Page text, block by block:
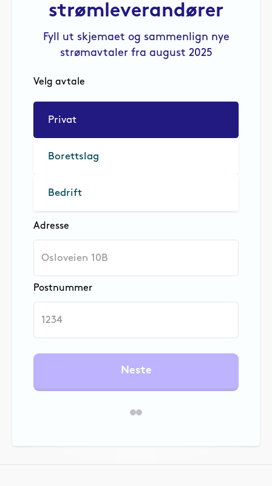
strømleverandører
Fyll ut skjemaet og sammenlign nye
strømavtaler fra august 2025
Velg avtale
Privat
Borettslag
Bedrift
Adresse
Postnummer
Neste